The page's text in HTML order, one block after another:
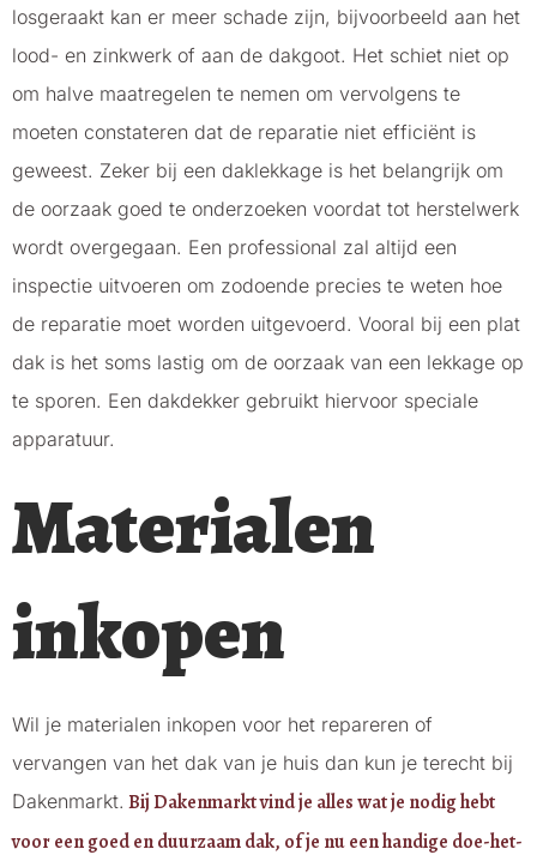
losgeraakt kan er meer schade zijn, bijvoorbeeld aan het
lood- en zinkwerk of aan de dakgoot. Het schiet niet op
om halve maatregelen te nemen om vervolgens te
moeten constateren dat de reparatie niet efficiënt is
geweest. Zeker bij een daklekkage is het belangrijk om
de oorzaak goed te onderzoeken voordat tot herstelwerk
wordt overgegaan. Een professional zal altijd een
inspectie uitvoeren om zodoende precies te weten hoe
de reparatie moet worden uitgevoerd. Vooral bij een plat
dak is het soms lastig om de oorzaak van een lekkage op
te sporen. Een dakdekker gebruikt hiervoor speciale
apparatuur.
Materialen
inkopen
Wil je materialen inkopen voor het repareren of
vervangen van het dak van je huis dan kun je terecht bij
Dakenmarkt. Bij Dakenmarkt vind je alles wat je nodig hebt
voor een goed en duurzaam dak, of je nu een handige doe-het-